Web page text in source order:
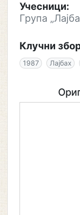
Учесници:
Група
Клучни
1987 Лајбах